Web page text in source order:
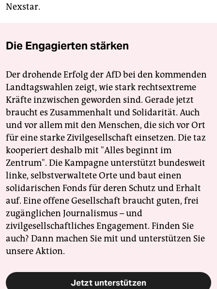
Nexstar.
Die Engagierten stärken
Der drohende Erfolg der AfD bei den kommenden
Landtagswahlen zeigt, wie stark rechtsextreme
Kräfte inzwischen geworden sind. Gerade jetzt
braucht es Zusammenhalt und Solidarität. Auch
und vor allem mit den Menschen, die sich vor Ort
für eine starke Zivilgesellschaft einsetzen. Die taz
kooperiert deshalb mit "Alles beginnt im
Zentrum". Die Kampagne unterstützt bundesweit
linke, selbstverwaltete Orte und baut einen
solidarischen Fonds für deren Schutz und Erhalt
auf. Eine offene Gesellschaft braucht guten, frei
zugänglichen Journalismus – und
zivilgesellschaftliches Engagement. Finden Sie
auch? Dann machen Sie mit und unterstützen Sie
unsere Aktion.
Jetzt unterstützen